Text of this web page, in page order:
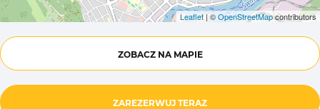
Leaflet| ©OpenStreetMapcontributors
ZOBACZ NA MAPIE
ZAREZERWUJ TERAZ